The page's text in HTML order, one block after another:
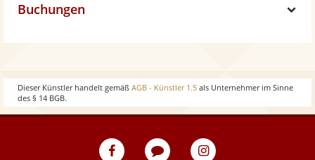
Buchungen
Dieser Künstler handelt gemäß AGB - Künstler 1.5 als Unternehmer im Sinne
des § 14 BGB.
eventpeppers
Blog
eventpeppers